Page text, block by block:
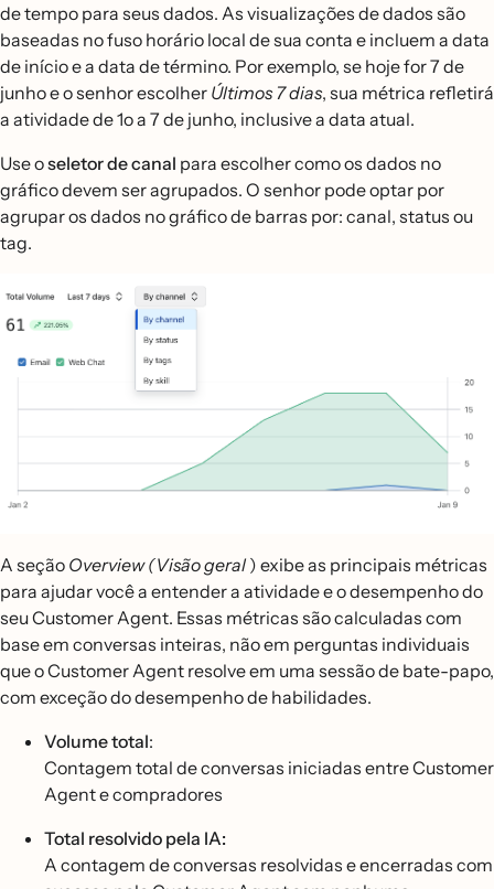
de tempo para seus dados. As visualizações de dados são
baseadas no fuso horário local de sua conta e incluem a data
de início e a data de término. Por exemplo, se hoje for 7 de
junho e o senhor escolher Últimos 7 dias, sua métrica refletirá
a atividade de 1o a 7 de junho, inclusive a data atual.
Use oseletor de canal para escolher como os dados no
gráfico devem ser agrupados. O senhor pode optar por
agrupar os dados no gráfico de barras por: canal, status ou
tag.
A seção Overview (Visão geral) exibe as principais métricas
para ajudar você a entender a atividade e o desempenho do
seu Customer Agent. Essas métricas são calculadas com
base em conversas inteiras, não em perguntas individuais
que o Customer Agent resolve em uma sessão de bate-papo,
com exceção do desempenho de habilidades.
Volume total:
Contagem total de conversas iniciadas entre Customer
Agent e compradores
Total resolvido pela IA:
A contagem de conversas resolvidas e encerradas com